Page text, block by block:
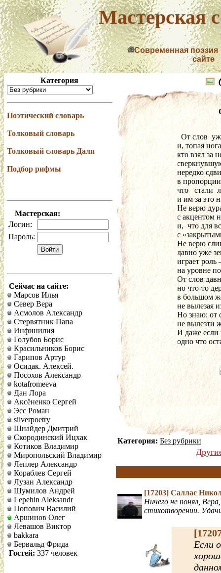
Мастерская
Современная поэзия
сайте
Категория
Поэтический словарь
Толковый словарь
Толковый словарь Даля
Подбор рифмы
Мастерская:
Логин:
Пароль:
Сейчас на сайте:
Марсов Илья
Север Вера
Асмолов Александр
Стервятник Папа
Инфинилия
Голубов Борис
Красильников Борис
Гарипов Артур
Осидак. Алексей.
Посохов Александр
kotafromeeva
Дан Лора
Аксёненко Сергей
Эсс Роман
silverpoetry
Шнайдер Дмитрий
Скородинский Ицхак
Котиков Владимир
Миропольский Владимир
Леплер Александр
Кораблев Сергей
Лузан Александр
Шумилов Андрей
Lepehin Aleksandr
Попович Василий
Аршинов Олег
Левашов Виктор
bakkara
Бервальд Фрида
Гостей: 337 человек
От слов
и, топая
кто взял за
нередко
в
что   стали
и им за это
Не верю
с акцентом
и,  что для
с
Не верю
давно уже
играет
на уровне
От слов
но что-то
в большом
не вылезая
Но знаю: от
не вылезти
И даже если
одно что
Категория: Без рубрики
[17203] Саллас
Ничего не понял,
стихотворении.
Если